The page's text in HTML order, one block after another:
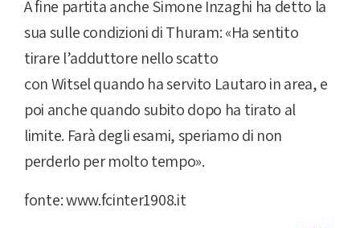
A fine partita anche Simone Inzaghi ha detto la
sua sulle condizioni di Thuram: «Ha sentito
tirare l’adduttore nello scatto
con Witsel quando ha servito Lautaro in area, e
poi anche quando subito dopo ha tirato al
limite. Farà degli esami, speriamo di non
perderlo per molto tempo».
fonte: www.fcinter1908.it